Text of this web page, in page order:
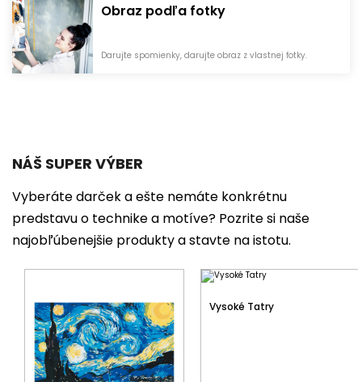
Obraz podľa fotky
Darujte spomienky, darujte obraz z vlastnej fotky.
NÁŠ SUPER VÝBER
Vyberáte darček a ešte nemáte konkrétnu
predstavu o technike a motíve? Pozrite si naše
najobľúbenejšie produkty a stavte na istotu.
Vysoké Tatry